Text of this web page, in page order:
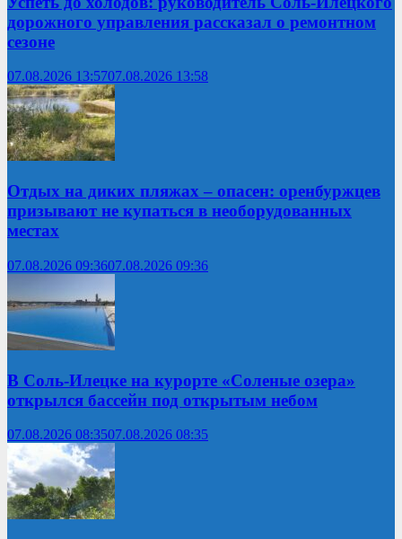
дорожного управления рассказал о ремонтном
сезоне
07.08.2026 13:5707.08.2026 13:58
Отдых на диких пляжах – опасен: оренбуржцев
призывают не купаться в необорудованных
местах
07.08.2026 09:3607.08.2026 09:36
В Соль-Илецке на курорте «Соленые озера»
открылся бассейн под открытым небом
07.08.2026 08:3507.08.2026 08:35